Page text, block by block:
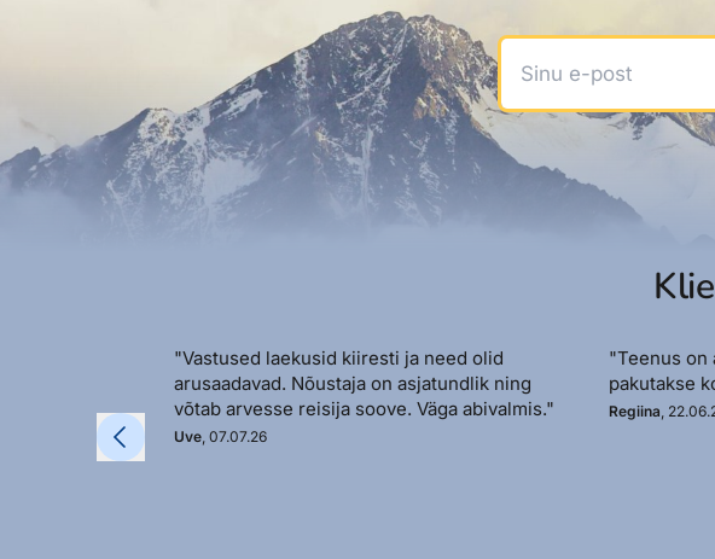
Sinu e-post
"Vastused laekusid kiiresti ja need olid
arusaadavad. Nõustaja on asjatundlik ning
võtab arvesse reisija soove. Väga abivalmis."
Uve, 07.07.26
"Teenus on
pakutakse
Regiina,